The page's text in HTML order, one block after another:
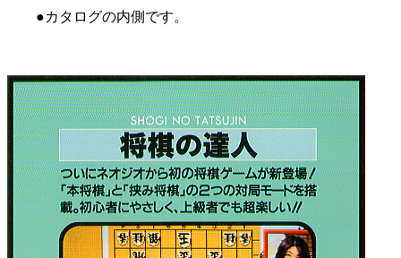
●カタログの内側です。